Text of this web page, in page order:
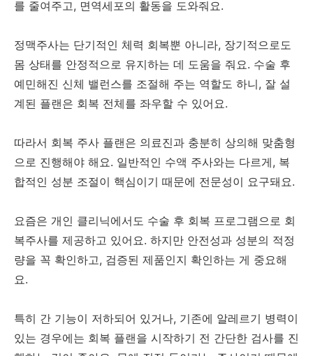
를 줄여주고, 면역세포의 활동을 도와줘요.
정맥주사는 단기적인 체력 회복뿐 아니라, 장기적으로도
몸 상태를 안정적으로 유지하는 데 도움을 줘요. 수술 후
예민해진 신체 밸런스를 조절해 주는 역할도 하니, 잘 설
계된 플랜은 회복 전체를 좌우할 수 있어요.
따라서 회복 주사 플랜은 의료진과 충분히 상의해 맞춤형
으로 진행해야 해요. 일반적인 수액 주사와는 다르게, 복
합적인 성분 조절이 핵심이기 때문에 전문성이 요구돼요.
요즘은 개인 클리닉에서도 수술 후 회복 프로그램으로 회
복주사를 제공하고 있어요. 하지만 안전성과 성분의 적정
량을 꼭 확인하고, 검증된 제품인지 확인하는 게 중요해
요.
특히 간 기능이 저하되어 있거나, 기존에 알레르기 병력이
있는 경우에는 회복 플랜을 시작하기 전 간단한 검사를 진